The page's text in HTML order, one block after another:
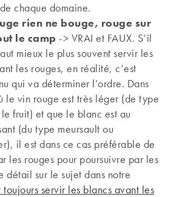
chaque domaine.
rien ne bouge, rouge sur
le camp -> VRAI et FAUX. S’il
mieux le plus souvent servir les
les rouges, en réalité, c’est
qui va déterminer l’ordre. Dans
le vin rouge est très léger (de type
fruit) et que le blanc est au
(du type meursault ou
il est dans ce cas préférable de
les rouges pour poursuivre par les
détail sur le sujet dans notre
toujours servir les blancs avant les